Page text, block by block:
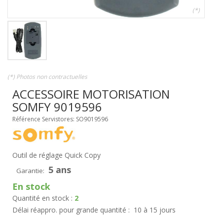
(*)
(*) Photos non contractuelles
ACCESSOIRE MOTORISATION
SOMFY 9019596
Référence Servistores: SO9019596
Outil de réglage Quick Copy
Garantie: 5 ans
En stock
Quantité en stock : 2
Délai réappro. pour grande quantité : 10 à 15 jours